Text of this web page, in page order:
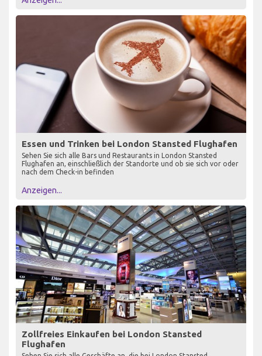
Essen und Trinken bei London Stansted Flughafen
Sehen Sie sich alle Bars und Restaurants in London Stansted
Flughafen an, einschließlich der Standorte und ob sie sich vor oder
nach dem Check-in befinden
Anzeigen...
Zollfreies Einkaufen bei London Stansted
Flughafen